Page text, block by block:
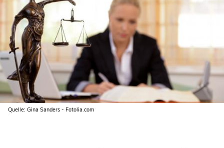
Quelle: Gina Sanders - Fotolia.com